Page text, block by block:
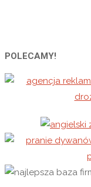
POLECAMY!